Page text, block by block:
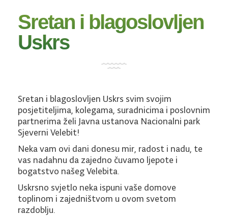
Sretan i blagoslovljen
Uskrs
Sretan i blagoslovljen Uskrs svim svojim
posjetiteljima, kolegama, suradnicima i poslovnim
partnerima želi Javna ustanova Nacionalni park
Sjeverni Velebit!
Neka vam ovi dani donesu mir, radost i nadu, te
vas nadahnu da zajedno čuvamo ljepote i
bogatstvo našeg Velebita.
Uskrsno svjetlo neka ispuni vaše domove
toplinom i zajedništvom u ovom svetom
razdoblju.